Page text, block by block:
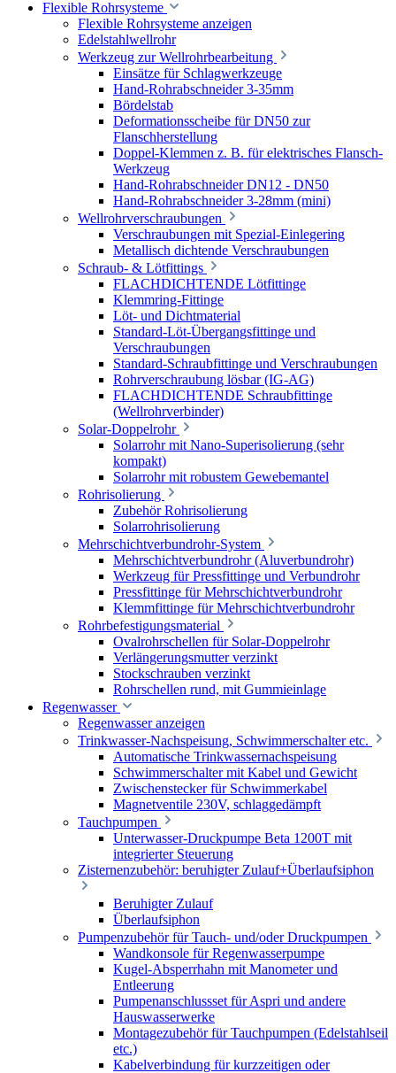
Flexible Rohrsysteme
Flexible Rohrsysteme anzeigen
Edelstahlwellrohr
Werkzeug zur Wellrohrbearbeitung
Einsätze für Schlagwerkzeuge
Hand-Rohrabschneider 3-35mm
Bördelstab
Deformationsscheibe für DN50 zur
Flanschherstellung
Doppel-Klemmen z. B. für elektrisches Flansch-
Werkzeug
Hand-Rohrabschneider DN12 - DN50
Hand-Rohrabschneider 3-28mm (mini)
Wellrohrverschraubungen
Verschraubungen mit Spezial-Einlegering
Metallisch dichtende Verschraubungen
Schraub- & Lötfittings
FLACHDICHTENDE Lötfittinge
Klemmring-Fittinge
Löt- und Dichtmaterial
Standard-Löt-Übergangsfittinge und
Verschraubungen
Standard-Schraubfittinge und Verschraubungen
Rohrverschraubung lösbar (IG-AG)
FLACHDICHTENDE Schraubfittinge
(Wellrohrverbinder)
Solar-Doppelrohr
Solarrohr mit Nano-Superisolierung (sehr
kompakt)
Solarrohr mit robustem Gewebemantel
Rohrisolierung
Zubehör Rohrisolierung
Solarrohrisolierung
Mehrschichtverbundrohr-System
Mehrschichtverbundrohr (Aluverbundrohr)
Werkzeug für Pressfittinge und Verbundrohr
Pressfittinge für Mehrschichtverbundrohr
Klemmfittinge für Mehrschichtverbundrohr
Rohrbefestigungsmaterial
Ovalrohrschellen für Solar-Doppelrohr
Verlängerungsmutter verzinkt
Stockschrauben verzinkt
Rohrschellen rund, mit Gummieinlage
Regenwasser
Regenwasser anzeigen
Trinkwasser-Nachspeisung, Schwimmerschalter etc.
Automatische Trinkwassernachspeisung
Schwimmerschalter mit Kabel und Gewicht
Zwischenstecker für Schwimmerkabel
Magnetventile 230V, schlaggedämpft
Tauchpumpen
Unterwasser-Druckpumpe Beta 1200T mit
integrierter Steuerung
Zisternenzubehör: beruhigter Zulauf+Überlaufsiphon
Beruhigter Zulauf
Überlaufsiphon
Pumpenzubehör für Tauch- und/oder Druckpumpen
Wandkonsole für Regenwasserpumpe
Kugel-Absperrhahn mit Manometer und
Entleerung
Pumpenanschlussset für Aspri und andere
Hauswasserwerke
Montagezubehör für Tauchpumpen (Edelstahlseil
etc.)
Kabelverbindung für kurzzeitigen oder